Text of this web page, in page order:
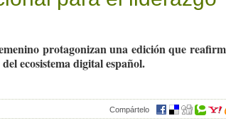
protagonizan una edición que
ecosistema digital español.
Compártelo